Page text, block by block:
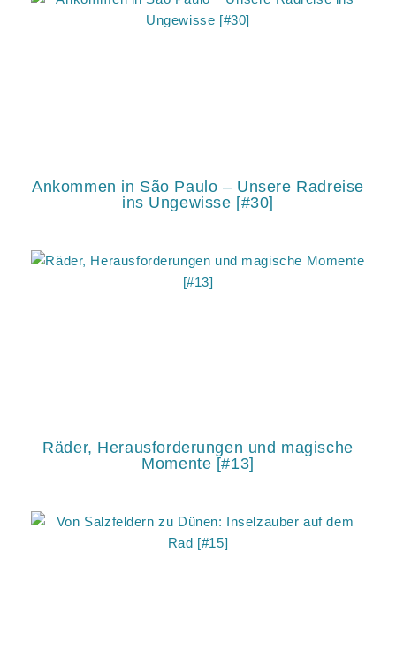
Ankommen in São Paulo – Unsere Radreise
ins Ungewisse [#30]
Räder, Herausforderungen und magische
Momente [#13]